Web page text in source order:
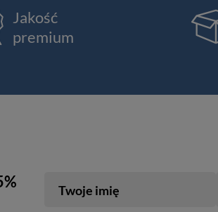
Jakość
premium
Twoje imię